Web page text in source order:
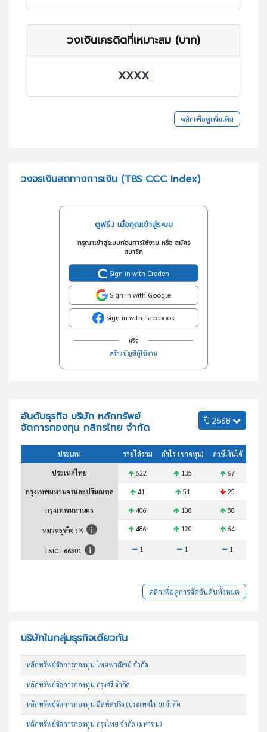
วงเงินเครดิตที่เหมาะสม (บาท)
XXXX
คลิกเพื่อดูเพิ่มเติม
วงจรเงินสดทางการเงิน (TBS CCC Index)
ดูฟรี..! เมื่อคุณเข้าสู่ระบบ
กรุณาเข้าสู่ระบบก่อนการใช้งาน หรือ สมัคร
สมาชิก
Sign in with Creden
Sign in with Google
Sign in with Facebook
หรือ
สร้างบัญชีผู้ใช้งาน
อันดับธุรกิจ บริษัท หลักทรัพย์
จัดการกองทุน กสิกรไทย จำกัด
ปี 2568
ประเภท รายได้รวม กำไร (ขาดทุน) ภาษีเงินได้
ประเทศไทย 622 135 67
กรุงเทพมหานครและปริมณฑล 41 51 25
กรุงเทพมหานคร 406 108 58
หมวดธุรกิจ : K 486 120 64
TSIC : 66301 1 1 1
คลิกเพื่อดูการจัดอันดับทั้งหมด
บริษัทในกลุ่มธุรกิจเดียวกัน
หลักทรัพย์จัดการกองทุน ไทยพาณิชย์ จำกัด
หลักทรัพย์จัดการกองทุน กรุงศรี จำกัด
หลักทรัพย์จัดการกองทุน อีสท์สปริง (ประเทศไทย) จำกัด
หลักทรัพย์จัดการกองทุน กรุงไทย จำกัด (มหาชน)